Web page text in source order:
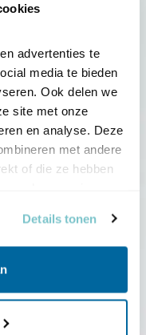
advertenties te
media te bieden
Ook delen we
site met onze
en analyse. Deze
met andere
of die ze hebben
Details tonen
36,00 per jaar